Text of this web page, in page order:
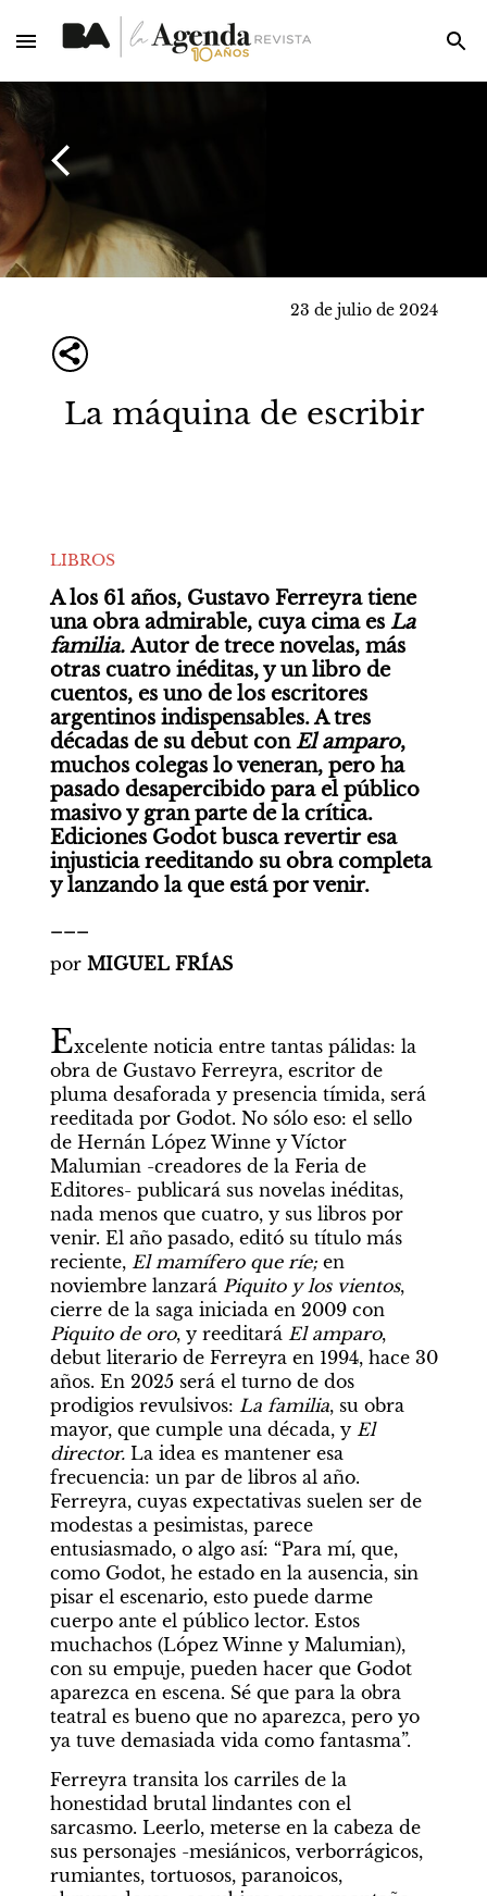
23 de julio de 2024
La máquina de escribir
LIBROS
A los 61 años, Gustavo Ferreyra tiene
una obra admirable, cuya cima es La
familia. Autor de trece novelas, más
otras cuatro inéditas, y un libro de
cuentos, es uno de los escritores
argentinos indispensables. A tres
décadas de su debut con El amparo,
muchos colegas lo veneran, pero ha
pasado desapercibido para el público
masivo y gran parte de la crítica.
Ediciones Godot busca revertir esa
injusticia reeditando su obra completa
y lanzando la que está por venir.
por MIGUEL FRÍAS
Excelente noticia entre tantas pálidas: la
obra de Gustavo Ferreyra, escritor de
pluma desaforada y presencia tímida, será
reeditada por Godot. No sólo eso: el sello
de Hernán López Winne y Víctor
Malumian -creadores de la Feria de
Editores- publicará sus novelas inéditas,
nada menos que cuatro, y sus libros por
venir. El año pasado, editó su título más
reciente, El mamífero que ríe; en
noviembre lanzará Piquito y los vientos,
cierre de la saga iniciada en 2009 con
Piquito de oro, y reeditará El amparo,
debut literario de Ferreyra en 1994, hace 30
años. En 2025 será el turno de dos
prodigios revulsivos: La familia, su obra
mayor, que cumple una década, y El
director. La idea es mantener esa
frecuencia: un par de libros al año.
Ferreyra, cuyas expectativas suelen ser de
modestas a pesimistas, parece
entusiasmado, o algo así: “Para mí, que,
como Godot, he estado en la ausencia, sin
pisar el escenario, esto puede darme
cuerpo ante el público lector. Estos
muchachos (López Winne y Malumian),
con su empuje, pueden hacer que Godot
aparezca en escena. Sé que para la obra
teatral es bueno que no aparezca, pero yo
ya tuve demasiada vida como fantasma”.
Ferreyra transita los carriles de la
honestidad brutal lindantes con el
sarcasmo. Leerlo, meterse en la cabeza de
sus personajes -mesiánicos, verborrágicos,
rumiantes, tortuosos, paranoicos,